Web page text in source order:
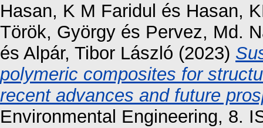
Hasan, K M Faridul és Hasan,
Török, György és Pervez, Md.
és Alpár, Tibor László (2023)
polymeric composites for
recent advances and future
Environmental Engineering, 8.